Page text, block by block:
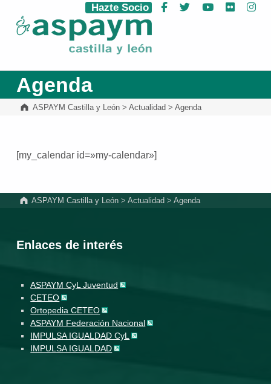
ASPAYM Castilla y León
Hazte Socio Facebook
Twitter YouTube
Flickr
Agenda
ASPAYM Castilla y León> Actualidad > Agenda
[my_calendar id=»my-calendar»]
ASPAYM Castilla y León >Actualidad >Agenda
Enlaces de interés
ASPAYM CyL Juventud
CETEO
Ortopedia CETEO
ASPAYM Federación Nacional
IMPULSA IGUALDAD CyL
IMPULSA IGUALDAD